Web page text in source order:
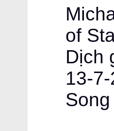
of
Dịch
13-